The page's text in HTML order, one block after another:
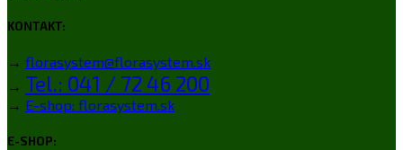
KONTAKT:
→ florasystem@florasystem.sk
→ Tel.: 041 / 72 46 200
→ E-shop: florasystem.sk
E-SHOP: